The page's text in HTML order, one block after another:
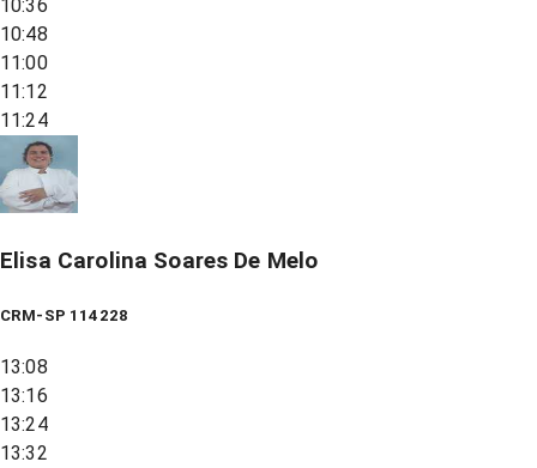
10:36
10:48
11:00
11:12
11:24
Elisa Carolina Soares De Melo
CRM-SP 114228
13:08
13:16
13:24
13:32